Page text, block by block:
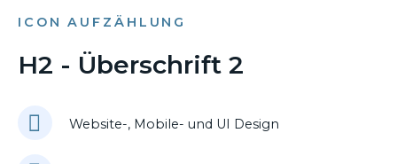
ICON AUFZÄHLUNG
H2 - Überschrift 2
Website-, Mobile- und UI Design